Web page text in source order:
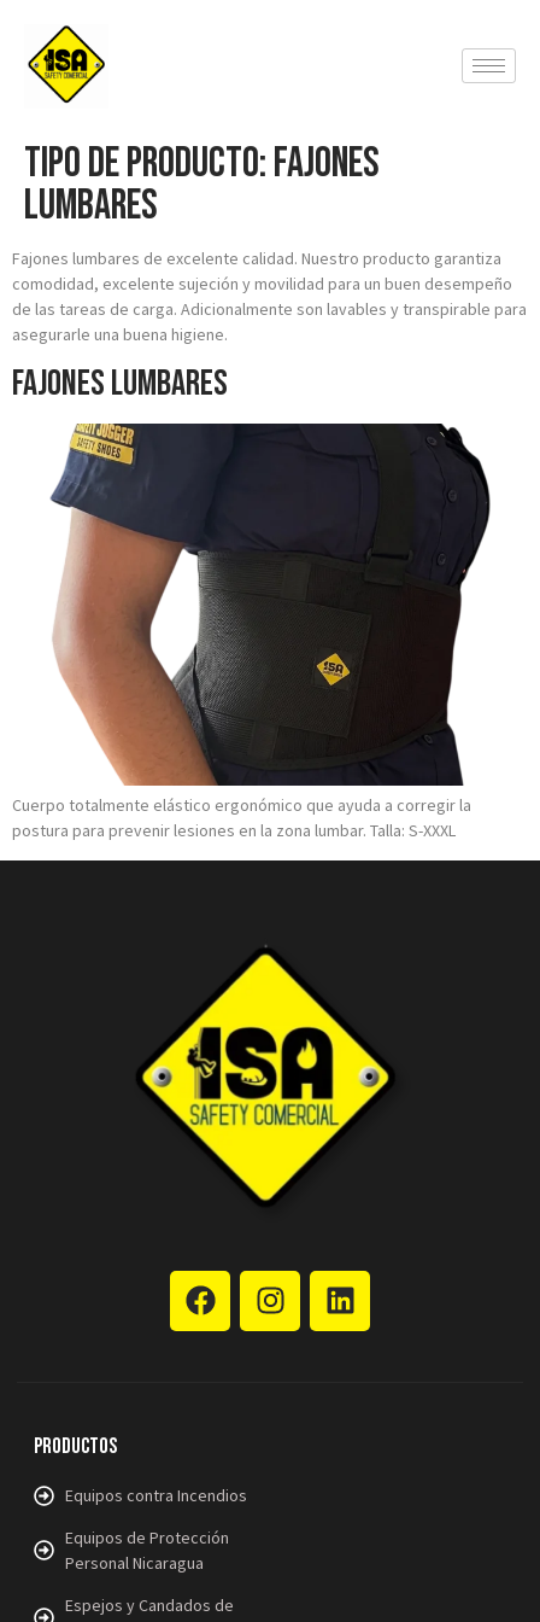
Tipo de producto:Fajones
Lumbares
Fajones lumbares de excelente calidad. Nuestro producto garantiza
comodidad, excelente sujeción y movilidad para un buen desempeño
de las tareas de carga. Adicionalmente son lavables y transpirable para
asegurarle una buena higiene.
Fajones Lumbares
Cuerpo totalmente elástico ergonómico que ayuda a corregir la
postura para prevenir lesiones en la zona lumbar. Talla: S-XXXL
Productos
Equipos contra Incendios
Equipos de Protección
Personal Nicaragua
Espejos y Candados de